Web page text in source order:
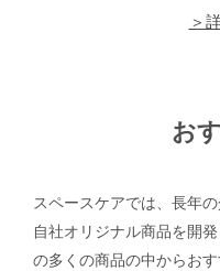
＞
お
スペースケアでは、長年
自社オリジナル商品を開
の多くの商品の中からお